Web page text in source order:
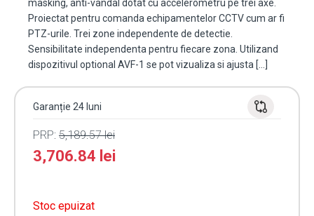
masking, anti-vandal dotat cu accelerometru pe trei axe.
Proiectat pentru comanda echipamentelor CCTV cum ar fi
PTZ-urile. Trei zone independente de detectie.
Sensibilitate independenta pentru fiecare zona. Utilizand
dispozitivul optional AVF-1 se pot vizualiza si ajusta […]
Garanție 24 luni
PRP: 5,189.57lei
3,706.84 lei
Stoc epuizat